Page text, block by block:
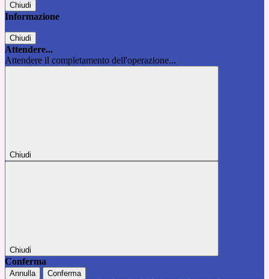
Chiudi
Informazione
Chiudi
Attendere...
Attendere il completamento dell'operazione...
Chiudi
Chiudi
Conferma
Annulla Conferma